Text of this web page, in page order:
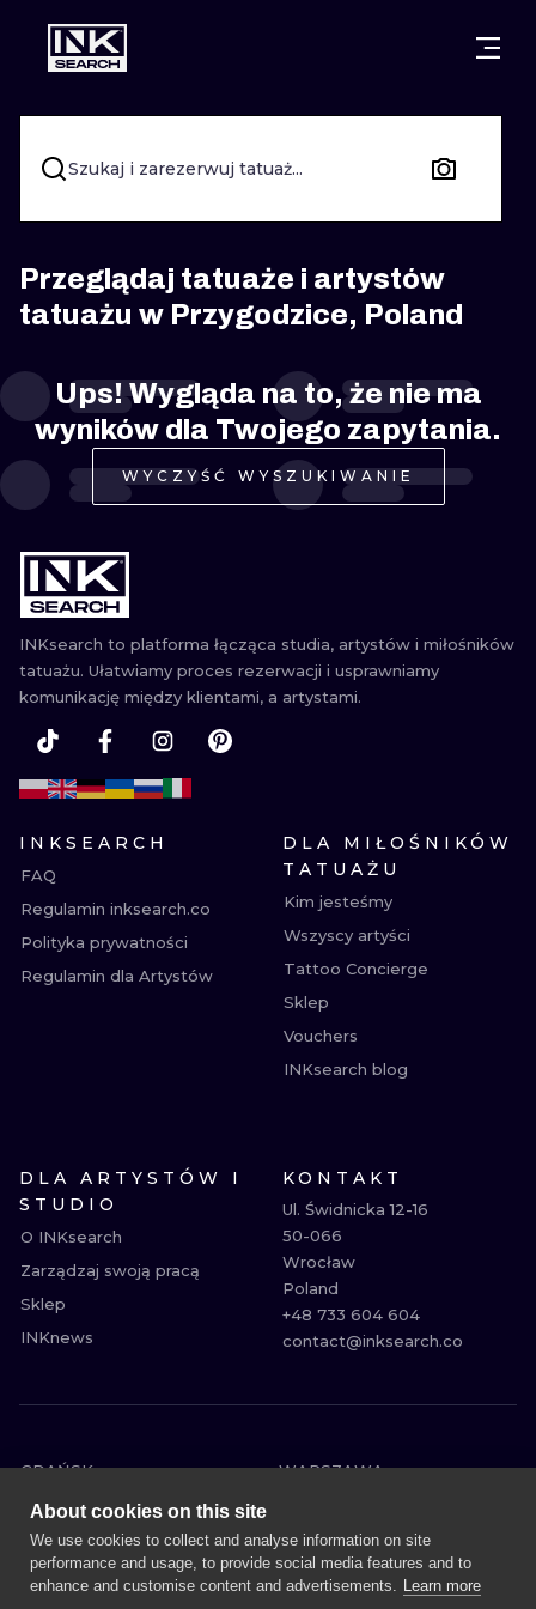
MIASTA GDAŃSK
WARSZAWA POZNAŃ
KRAKÓW KATOWICE
WROCŁAW ŁÓDŹ
BERLIN WIEDEŃ
AMSTERDAM EDYNBURG
PRAGA LONDYN
STYLE
KALIGRAFIA
NEW
TRIBAL
RYCINOWE
Szukaj i zarezerwuj tatuaż...
Przeglądaj tatuaże i artystów
tatuażu w Przygodzice, Poland
Ups! Wygląda na to, że nie ma
wyników dla Twojego zapytania.
WYCZYŚĆ WYSZUKIWANIE
INKsearch to platforma łącząca studia, artystów i miłośników
tatuażu. Ułatwiamy proces rezerwacji i usprawniamy
komunikację między klientami, a artystami.
INKSEARCH
FAQ
Regulamin inksearch.co
Polityka prywatności
Regulamin dla Artystów
DLA MIŁOŚNIKÓW
TATUAŻU
Kim jesteśmy
Wszyscy artyści
Tattoo Concierge
Sklep
Vouchers
INKsearch blog
DLA ARTYSTÓW I
STUDIO
O INKsearch
Zarządzaj swoją pracą
Sklep
INKnews
KONTAKT
Ul. Świdnicka 12-16
50-066
Wrocław
Poland
+48 733 604 604
contact@inksearch.co
GDAŃSK
WARSZAWA
POZNAŃ
KATOWICE
WROCŁAW
ŁÓDŹ
BERLIN
About cookies on this site
We use cookies to collect and analyse information on site
performance and usage, to provide social media features and to
enhance and customise content and advertisements. Learn more